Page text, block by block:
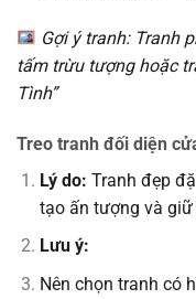
Gợi ý tranh: Tranh
tấm trừu tượng hoặc
Tình”
Treo tranh đối diện
Lý do: Tranh đẹp
tạo ấn tượng và
Lưu ý:
Nên chọn tranh có